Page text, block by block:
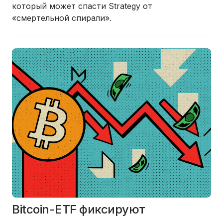
который может спасти Strategy от
«смертельной спирали».
Bitcoin-ETF фиксируют